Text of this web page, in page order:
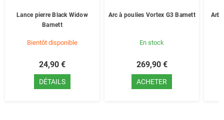
Lance pierre Black Widow
Barnett
Bientôt disponible
24,90 €
DÉTAILS
Arc à poulies Vortex G3 Barnett
En stock
269,90 €
ACHETER